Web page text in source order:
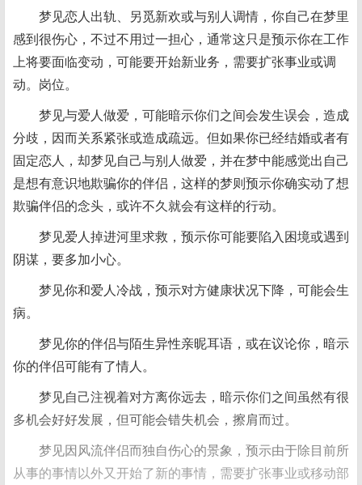
梦见恋人出轨、另觅新欢或与别人调情，你自己在梦里
感到很伤心，不过不用过一担心，通常这只是预示你在工作
上将要面临变动，可能要开始新业务，需要扩张事业或调
动。岗位。
梦见与爱人做爱，可能暗示你们之间会发生误会，造成
分歧，因而关系紧张或造成疏远。但如果你已经结婚或者有
固定恋人，却梦见自己与别人做爱，并在梦中能感觉出自己
是想有意识地欺骗你的伴侣，这样的梦则预示你确实动了想
欺骗伴侣的念头，或许不久就会有这样的行动。
梦见爱人掉进河里求救，预示你可能要陷入困境或遇到
阴谋，要多加小心。
梦见你和爱人冷战，预示对方健康状况下降，可能会生
病。
梦见你的伴侣与陌生异性亲昵耳语，或在议论你，暗示
你的伴侣可能有了情人。
梦见自己注视着对方离你远去，暗示你们之间虽然有很
多机会好好发展，但可能会错失机会，擦肩而过。
梦见因风流伴侣而独自伤心的景象，预示由于除目前所
从事的事情以外又开始了新的事情，需要扩张事业或移动部